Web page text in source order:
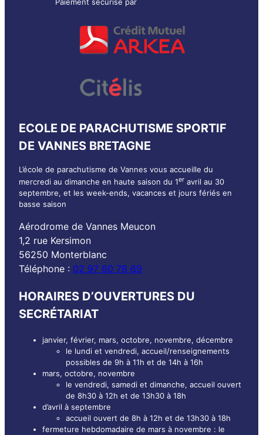
ECOLE DE PARACHUTISME SPORTIF
DE VANNES BRETAGNE
L’école de parachutisme de Vannes vous accueille du
mercredi au dimanche en haute saison du 1er avril au 30
septembre, et les week-ends, vacances et jours fériés en
basse saison
Aérodrome de Vannes Meucon
1,2 rue Kersimon
56250 Monterblanc
Téléphone : 02 97 60 78 69
HORAIRES D’OUVERTURES DU
SECRÉTARIAT
janvier, février, mars, octobre, novembre, décembre
le lundi et vendredi, accueil/renseignements
possibles de 9h à 11h et de 14h à 16h
mars, octobre, novembre
le vendredi, samedi et dimanche, accueil ouvert
de 8h30 à 12h et de 13h30 à 18h
d’avril à septembre
accueil ouvert de 8h à 12h et de 13h30 à 18h
fermeture hebdomadaire de mars à novembre : le